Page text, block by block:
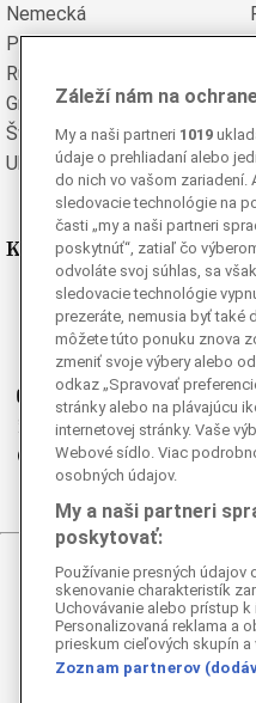
Nemecká
Poľská
Rumunská
Grécka
Švédska
Ukrajinská
Kde nás nájdete
Facebook
Instagram
Ganjing
Youtube
Twitter
Telegram
RSS
© 2026
Všetky práva vyhradené.
správ a fotografií
predchádzajúceho
Záleží nám na
My a naši partneri 1019
údaje o prehliadaní alebo
do nich vo vašom zariadení.
sledovacie technológie na
časti „my a naši partneri
poskytnúť“, zatiaľ čo
odvoláte svoj súhlas, sa
sledovacie technológie
prezeráte, nemusia byť také
môžete túto ponuku znova
zmeniť svoje výbery alebo
odkaz „Spravovať
stránky alebo na plávajúcu
internetovej stránky. Vaše
Webové sídlo. Viac
osobných údajov.
My a naši partneri
poskytovať:
Používanie presných údajov
skenovanie charakteristík
Uchovávanie alebo prístup
Personalizovaná reklama a
prieskum cieľových skupín a
Zoznam partnerov